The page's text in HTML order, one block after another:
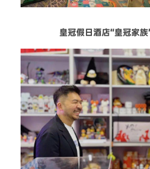
皇冠假日酒店“皇冠家